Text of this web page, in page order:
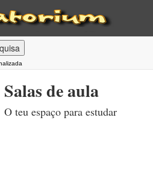
Salas de aula
O teu espaço para estudar